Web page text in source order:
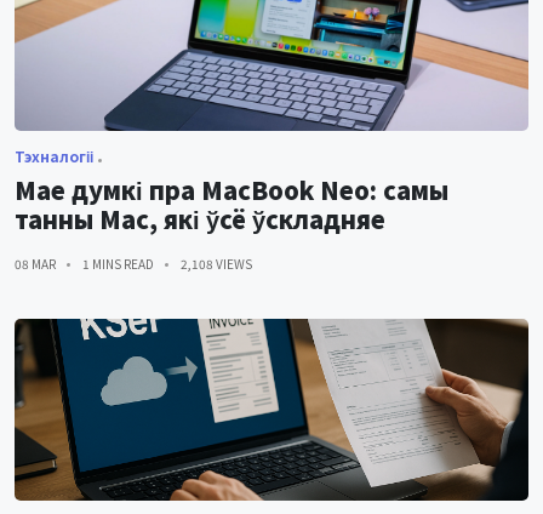
Тэхналогіі
Мае думкі пра MacBook Neo: самы
танны Mac, які ўсё ўскладняе
08 MAR 1 MINS READ 2,108 VIEWS